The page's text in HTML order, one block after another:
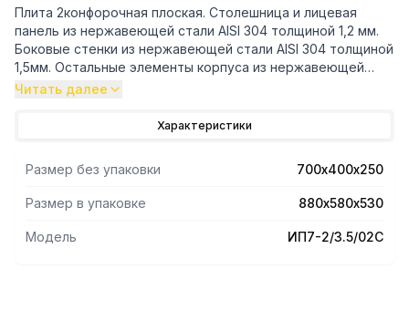
Плита 2конфорочная плоская. Столешница и лицевая
панель из нержавеющей стали AISI 304 толщиной 1,2 мм.
Боковые стенки из нержавеющей стали AISI 304 толщиной
1,5мм. Остальные элементы корпуса из нержавеющей
стали AISI 430 толщиной 0,8мм. Мощность 2х3,5 кВт, борт
6мм. 11 уровней мощности. Поставляется в собранном
Читать далее
Характеристики
Размер без упаковки 700х400х250
Размер в упаковке 880х580х530
Модель ИП7-2/3.5/02С